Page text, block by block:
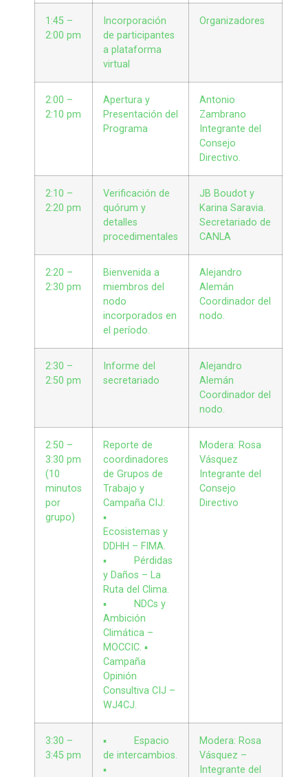
1:45 –
2:00 pm
Incorporación
de participantes
a plataforma
virtual
Organizadores
2:00 –
2:10 pm
Apertura y
Presentación del
Programa
Antonio
Zambrano
Integrante del
Consejo
Directivo.
2:10 –
2:20 pm
Verificación de
quórum y
detalles
procedimentales
JB Boudot y
Karina Saravia.
Secretariado de
CANLA
2:20 –
2:30 pm
Bienvenida a
miembros del
nodo
incorporados en
el período.
Alejandro
Alemán
Coordinador del
nodo.
2:30 –
2:50 pm
Informe del
secretariado
Alejandro
Alemán
Coordinador del
nodo.
2:50 –
3:30 pm
(10
minutos
por
grupo)
Reporte de
coordinadores
de Grupos de
Trabajo y
Campaña CIJ:
▪
Ecosistemas y
DDHH – FIMA.
▪ Pérdidas
y Daños – La
Ruta del Clima.
▪ NDCs y
Ambición
Climática –
MOCCIC. ▪
Campaña
Opinión
Consultiva CIJ –
WJ4CJ.
Modera: Rosa
Vásquez
Integrante del
Consejo
Directivo
3:30 –
3:45 pm
▪ Espacio
de intercambios.
▪
Modera: Rosa
Vásquez –
Integrante del